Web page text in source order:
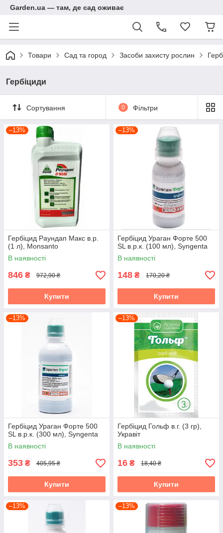
Garden.ua — там, де сад оживає
Товари Сад та город Засоби захисту рослин
Гербіциди
Сортування 0 Фільтри
–13%
Гербіцид Раундап Макс в.р.
(1 л), Monsanto
В наявності
846 ₴ 972,90 ₴
Купити
–13%
Гербіцид Ураган Форте 500
SL в.р.к. (100 мл), Syngenta
В наявності
148 ₴ 170,20 ₴
Купити
–13%
Гербіцид Ураган Форте 500
SL в.р.к. (300 мл), Syngenta
В наявності
353 ₴ 405,95 ₴
Купити
–13%
Гербіцид Гольф в.г. (3 гр),
Укравіт
В наявності
16 ₴ 18,40 ₴
Купити
–13% –13%